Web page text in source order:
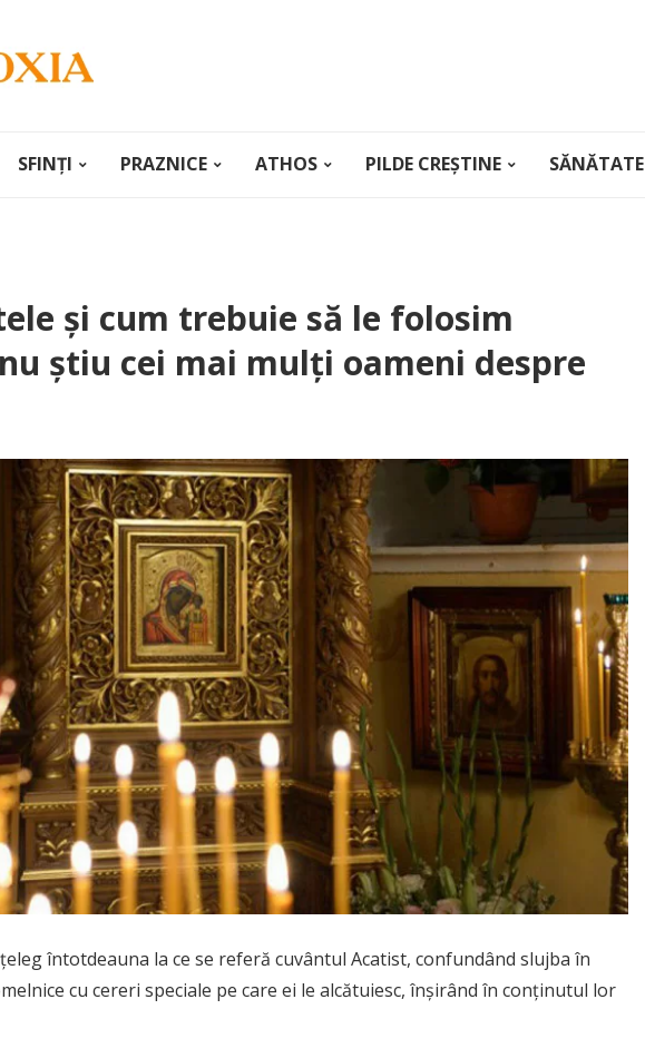
SFINȚI PRAZNICE ATHOS PILDE CREȘTINE SĂNĂTATE
şi cum trebuie să le folosim
știu cei mai mulți oameni despre
întotdeauna la ce se referă cuvântul Acatist, confundând slujba în
cu cereri speciale pe care ei le alcătuiesc, înşirând în conţinutul lor